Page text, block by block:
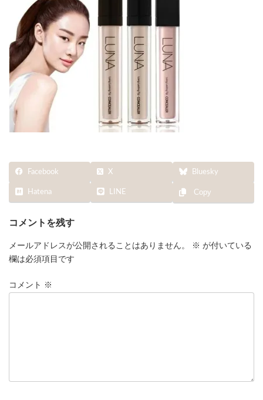
Facebook X Bluesky
Hatena LINE Copy
コメントを残す
メールアドレスが公開されることはありません。 ※ が付いている
欄は必須項目です
コメント ※